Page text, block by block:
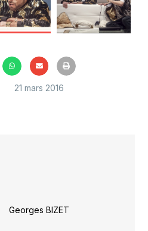
21 mars 2016
Georges BIZET